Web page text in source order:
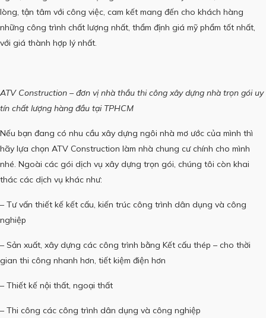
lòng, tận tâm với công việc, cam kết mang đến cho khách hàng
những công trình chất lượng nhất, thẩm định giá mỹ phẩm tốt nhất,
với giá thành hợp lý nhất.
ATV Construction – đơn vị nhà thầu thi công xây dựng nhà trọn gói uy
tín chất lượng hàng đầu tại TPHCM
Nếu bạn đang có nhu cầu xây dựng ngôi nhà mơ ước của mình thì
hãy lựa chọn ATV Construction làm nhà chung cư chính cho mình
nhé. Ngoài các gói dịch vụ xây dựng trọn gói, chúng tôi còn khai
thác các dịch vụ khác như:
– Tư vấn thiết kế kết cấu, kiến ​​trúc công trình dân dụng và công
nghiệp
– Sản xuất, xây dựng các công trình bằng Kết cấu thép – cho thời
gian thi công nhanh hơn, tiết kiệm điện hơn
– Thiết kế nội thất, ngoại thất
– Thi công các công trình dân dụng và công nghiệp